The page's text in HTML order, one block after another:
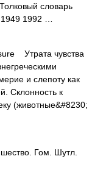
словарь
1992 …
Утрата чувства
и слепоту как
Склонность к
(животные&#8230;
Гом. Шутл.